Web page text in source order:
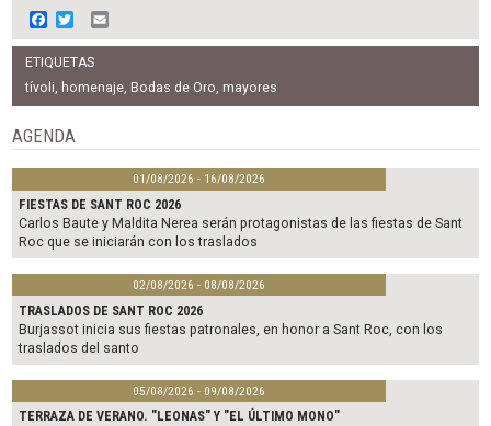
F
a
c
e
b
o
o
k
w
i
t
t
e
m
l
ETIQUETAS
tívoli, homenaje, Bodas de Oro, mayores
AGENDA
01/08/2026 - 16/08/2026
FIESTAS DE SANT ROC 2026
Carlos Baute y Maldita Nerea serán protagonistas de las fiestas de Sant
Roc que se iniciarán con los traslados
02/08/2026 - 08/08/2026
TRASLADOS DE SANT ROC 2026
Burjassot inicia sus fiestas patronales, en honor a Sant Roc, con los
traslados del santo
05/08/2026 - 09/08/2026
TERRAZA DE VERANO. "LEONAS" Y "EL ÚLTIMO MONO"